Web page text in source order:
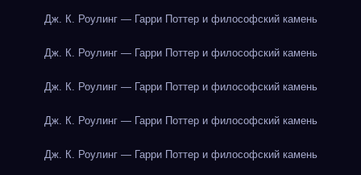
Дж. К. Роулинг — Гарри Поттер и философский камень
Дж. К. Роулинг — Гарри Поттер и философский камень
Дж. К. Роулинг — Гарри Поттер и философский камень
Дж. К. Роулинг — Гарри Поттер и философский камень
Дж. К. Роулинг — Гарри Поттер и философский камень